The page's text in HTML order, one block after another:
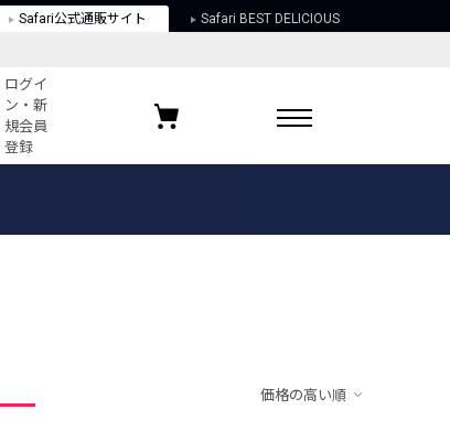
Safari公式通販サイト Safari BEST DELICIOUS
ログイ
ン・新
規会員
登録
お気に入りブランド
価格の高い順